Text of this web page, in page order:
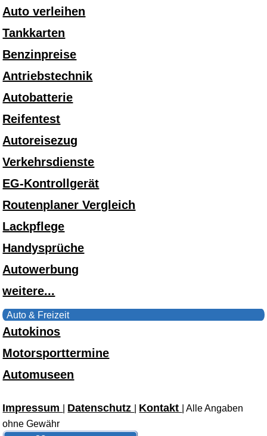
Auto verleihen
Tankkarten
Benzinpreise
Antriebstechnik
Autobatterie
Reifentest
Autoreisezug
Verkehrsdienste
EG-Kontrollgerät
Routenplaner Vergleich
Lackpflege
Handysprüche
Autowerbung
weitere...
Auto & Freizeit
Autokinos
Motorsporttermine
Automuseen
Impressum Datenschutz Kontakt
| Alle Angaben
ohne Gewähr